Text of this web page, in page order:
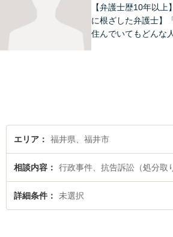
ださい。
【弁護士歴10年以上
に根ざした弁護士】
住んでいてもどんな
す。
エリア 福井県、福井市
相談内容 行政事件、抗告訴訟（処分取
詳細条件 未選択